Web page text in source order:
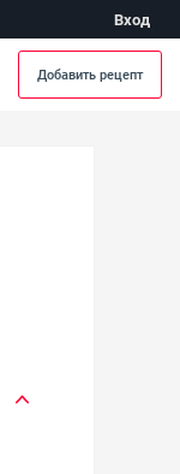
Вход
Добавить рецепт